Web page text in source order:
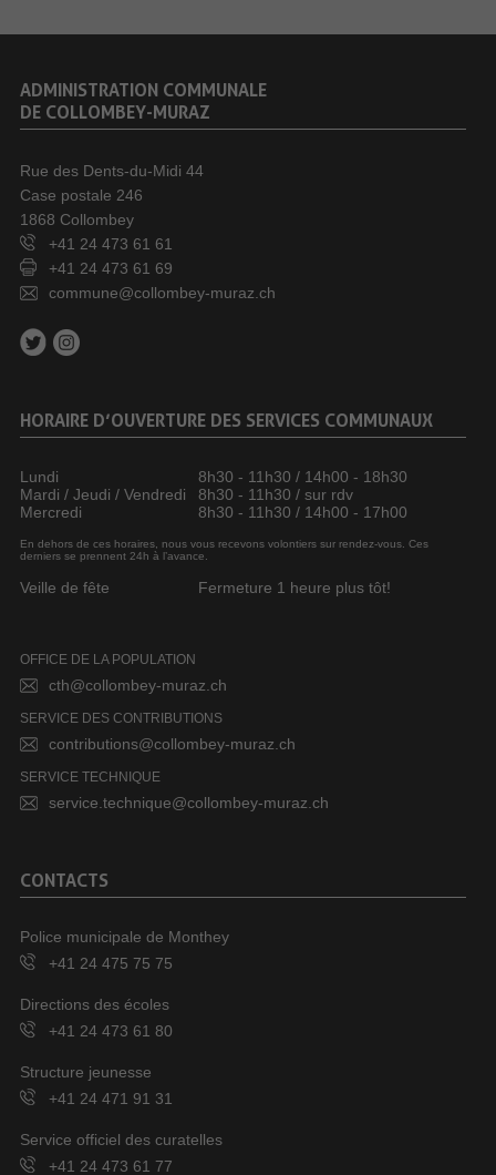
ADMINISTRATION COMMUNALE
DE COLLOMBEY-MURAZ
Rue des Dents-du-Midi 44
Case postale 246
1868 Collombey
+41 24 473 61 61
+41 24 473 61 69
commune@collombey-muraz.ch
HORAIRE D’OUVERTURE DES SERVICES COMMUNAUX
Lundi
8h30 - 11h30 / 14h00 - 18h30
Mardi / Jeudi / Vendredi
8h30 - 11h30 / sur rdv
Mercredi
8h30 - 11h30 / 14h00 - 17h00
En dehors de ces horaires, nous vous recevons volontiers sur rendez-vous. Ces
derniers se prennent 24h à l’avance.
Veille de fête Fermeture 1 heure plus tôt!
OFFICE DE LA POPULATION
cth@collombey-muraz.ch
SERVICE DES CONTRIBUTIONS
contributions@collombey-muraz.ch
SERVICE TECHNIQUE
service.technique@collombey-muraz.ch
CONTACTS
Police municipale de Monthey
+41 24 475 75 75
Directions des écoles
+41 24 473 61 80
Structure jeunesse
+41 24 471 91 31
Service officiel des curatelles
+41 24 473 61 77